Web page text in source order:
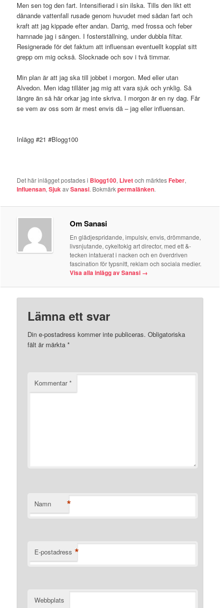
Men sen tog den fart. Intensifierad i sin ilska. Tills den likt ett
dånande vattenfall rusade genom huvudet med sådan fart och
kraft att jag kippade efter andan. Darrig, med frossa och feber
hamnade jag i sängen. I fosterställning, under dubbla filtar.
Resignerade för det faktum att influensan eventuellt kopplat sitt
grepp om mig också. Slocknade och sov i två timmar.
Min plan är att jag ska till jobbet i morgon. Med eller utan
Alvedon. Men idag tillåter jag mig att vara sjuk och ynklig. Så
längre än så här orkar jag inte skriva. I morgon är en ny dag. Får
se vem av oss som är mest envis då – jag eller influensan.
Inlägg #21 #Blogg100
Det här inlägget postades i Blogg100, Livetoch märktesFeber,
Influensan,Sjuk avSanasi. Bokmärkpermalänken.
Om Sanasi
En glädjespridande, impulsiv, envis, drömmande,
livsnjutande, cykeltokig art director, med ett &-
tecken intatuerat i nacken och en överdriven
fascination för typsnitt, reklam och sociala medier.
Visa alla inlägg av Sanasi →
Lämna ett svar
Din e-postadress kommer inte publiceras. Obligatoriska
fält är märkta*
Kommentar*
Namn *
E-postadress *
Webbplats